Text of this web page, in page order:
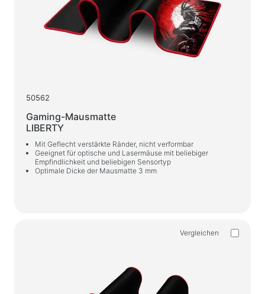
50562
Gaming-Mausmatte
LIBERTY
Mit Geflecht verstärkte Ränder, nicht verformbar
Geeignet für optische und Lasermäuse mit beliebiger
Empfindlichkeit und beliebigen Sensortyp
Optimale Dicke der Mausmatte 3 mm
Vergleichen